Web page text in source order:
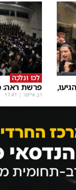
לְכוּ וְנֵלְכָה
פרשת ראה:
דב אייזנר |
17:41